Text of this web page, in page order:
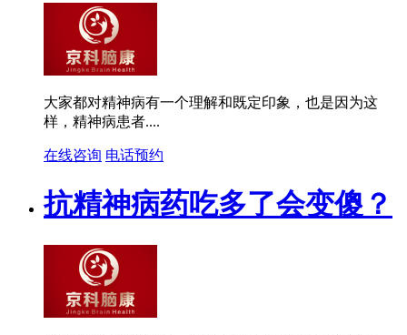
大家都对精神病有一个理解和既定印象，也是因为这
样，精神病患者....
在线咨询 电话预约
抗精神病药吃多了会变傻？